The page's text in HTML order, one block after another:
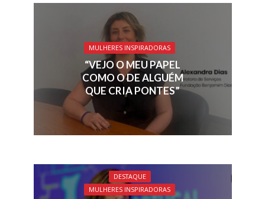
MULHERES INSPIRADORAS
“VEJO O MEU PAPEL
COMO O DE ALGUÉM
QUE CRIA PONTES”
DESTAQUE
MULHERES INSPIRADORAS